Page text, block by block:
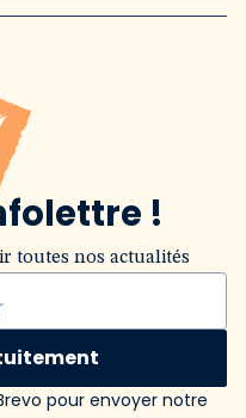
!
toutes nos actualités
pour envoyer notre